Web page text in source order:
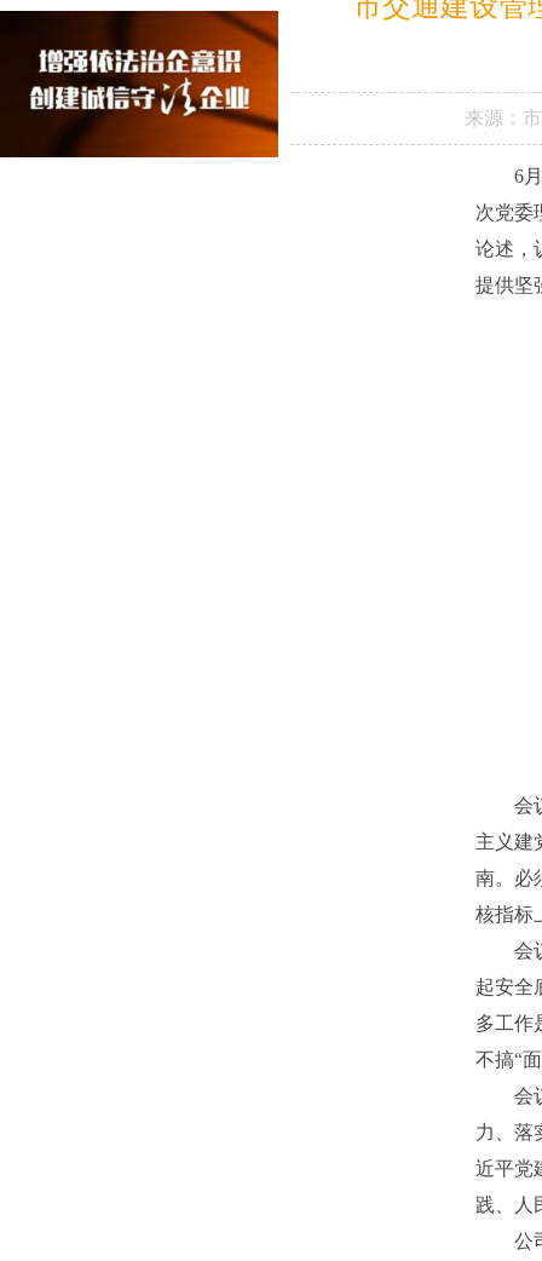
来源：
6
次党委
论述，
提供坚
会
主义建
南。必
核指标
会
起安全
多工作
不搞“
会
力、落
近平党
践、人
公